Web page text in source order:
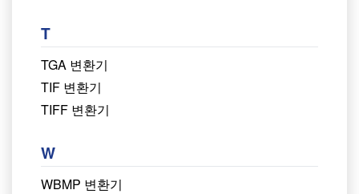
T
TGA 변환기
TIF 변환기
TIFF 변환기
W
WBMP 변환기